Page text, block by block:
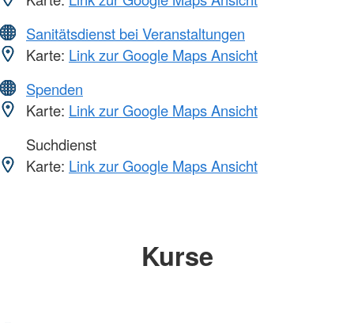
Sanitätsdienst bei Veranstaltungen
Karte: Link zur Google Maps Ansicht
Spenden
Karte: Link zur Google Maps Ansicht
Suchdienst
Karte: Link zur Google Maps Ansicht
Kurse